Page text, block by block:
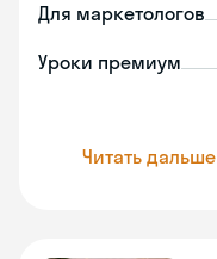
Для маркетологов
Уроки премиум
Читать дальше